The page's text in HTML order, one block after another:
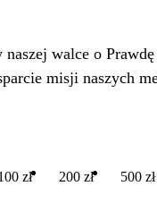
walce o
misji naszych
zł 200 zł 500 zł